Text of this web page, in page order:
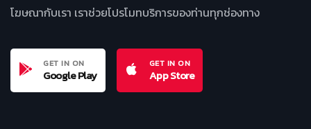
โฆษณากับเรา เราช่วยโปรโมทบริการของท่านทุกช่องทาง
GET IN ON
Google Play
GET IN ON
App Store